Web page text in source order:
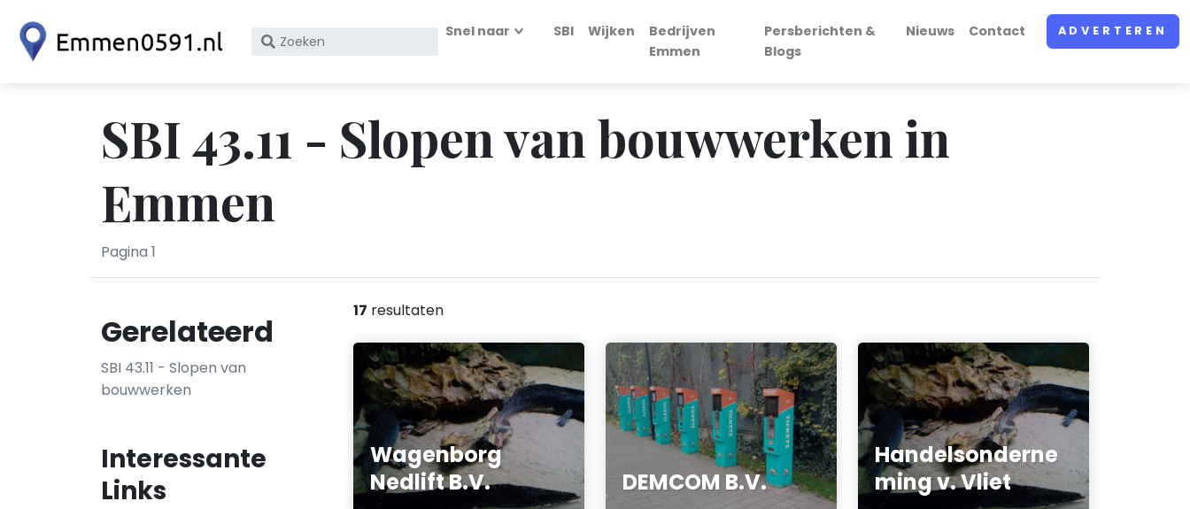
Zoek
KvK
nummer
Snel naar SBI Wijken
Bedrijven
Emmen
Persberichten &
Blogs
Nieuws Contact ADVERTEREN
SBI 43.11 - Slopen van bouwwerken in
Emmen
Pagina 1
Gerelateerd
SBI 43.11 - Slopen van
bouwwerken
Interessante
Links
17 resultaten
Wagenborg
Nedlift B.V.
DEMCOM B.V.
Handelsonderne
ming v. Vliet